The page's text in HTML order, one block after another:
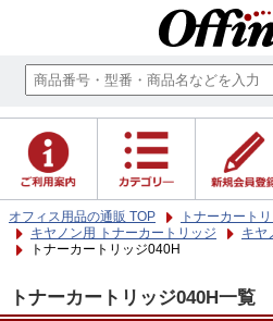
オフィス用品の通販 TOP
トナーカート
キヤノン用 トナーカートリッジ
キヤ
トナーカートリッジ040H
トナーカートリッジ040H一覧